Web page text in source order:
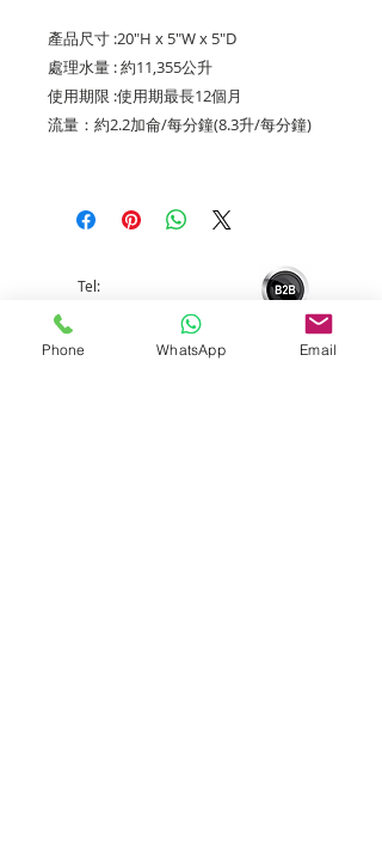
產品尺寸 :20"H x 5"W x 5"D
處理水量 : 約11,355公升
使用期限 :使用期最長12個月
流量：約2.2加侖/每分鐘(8.3升/每分鐘)
Tel:
Phone WhatsApp Email